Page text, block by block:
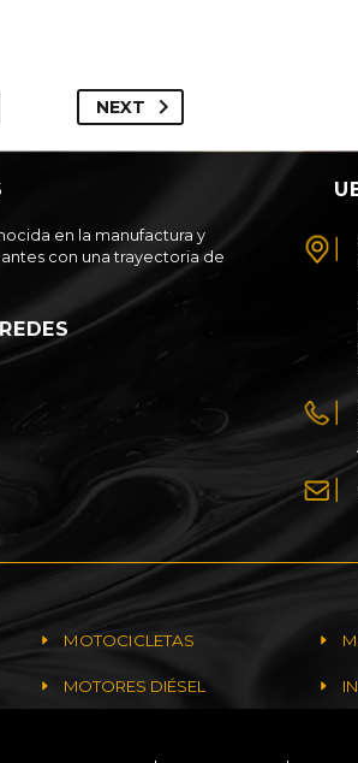
NEXT
en la manufactura y
con una trayectoria de
MOTOCICLETAS
MOTORES DIÉSEL